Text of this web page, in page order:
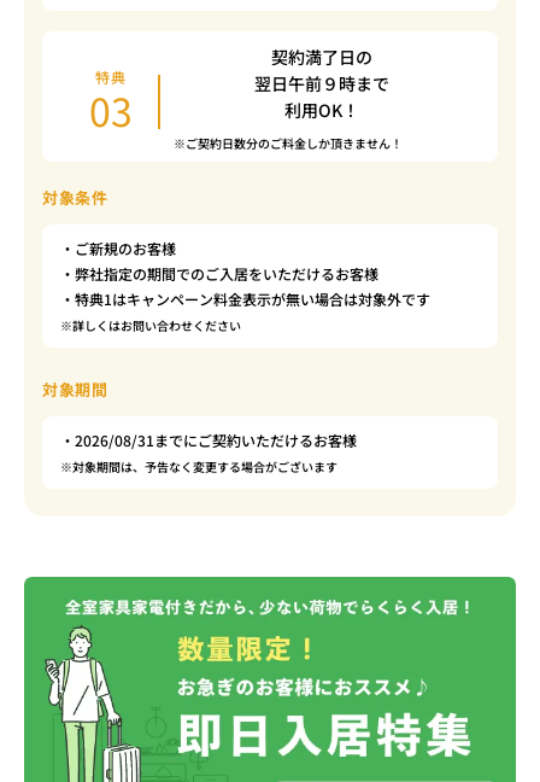
特典
03
契約満了日の
翌日午前９時まで
利用OK！
※ご契約日数分のご料金しか頂きません！
対象条件
・ご新規のお客様
・弊社指定の期間でのご入居をいただけるお客様
・特典1はキャンペーン料金表示が無い場合は対象外です
※詳しくはお問い合わせください
対象期間
・2026/08/31までにご契約いただけるお客様
※対象期間は、予告なく変更する場合がございます